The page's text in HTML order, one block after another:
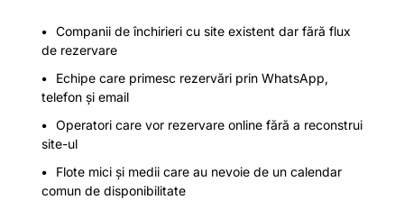
Companii de închirieri cu site existent dar fără flux
de rezervare
Echipe care primesc rezervări prin WhatsApp,
telefon și email
Operatori care vor rezervare online fără a reconstrui
site-ul
Flote mici și medii care au nevoie de un calendar
comun de disponibilitate